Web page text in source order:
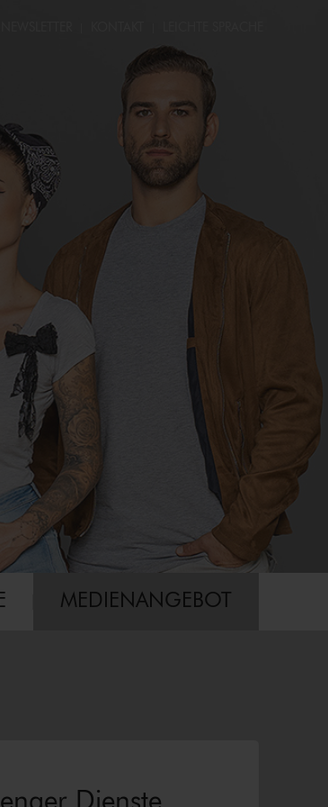
MEDIENANGEBOT